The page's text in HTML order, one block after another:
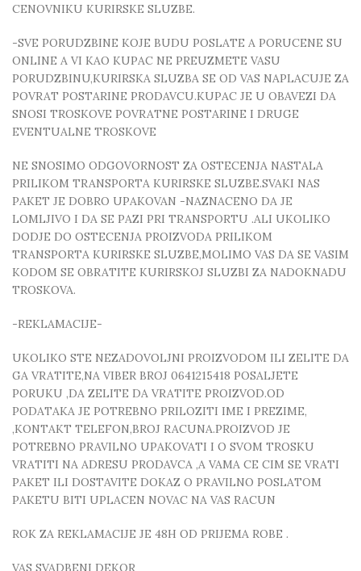
CENOVNIKU KURIRSKE SLUZBE.
-SVE PORUDZBINE KOJE BUDU POSLATE A PORUCENE SU
ONLINE A VI KAO KUPAC NE PREUZMETE VASU
PORUDZBINU,KURIRSKA SLUZBA SE OD VAS NAPLACUJE ZA
POVRAT POSTARINE PRODAVCU.KUPAC JE U OBAVEZI DA
SNOSI TROSKOVE POVRATNE POSTARINE I DRUGE
EVENTUALNE TROSKOVE
NE SNOSIMO ODGOVORNOST ZA OSTECENJA NASTALA
PRILIKOM TRANSPORTA KURIRSKE SLUZBE.SVAKI NAS
PAKET JE DOBRO UPAKOVAN -NAZNACENO DA JE
LOMLJIVO I DA SE PAZI PRI TRANSPORTU .ALI UKOLIKO
DODJE DO OSTECENJA PROIZVODA PRILIKOM
TRANSPORTA KURIRSKE SLUZBE,MOLIMO VAS DA SE VASIM
KODOM SE OBRATITE KURIRSKOJ SLUZBI ZA NADOKNADU
TROSKOVA.
-REKLAMACIJE-
UKOLIKO STE NEZADOVOLJNI PROIZVODOM ILI ZELITE DA
GA VRATITE,NA VIBER BROJ 0641215418 POSALJETE
PORUKU ,DA ZELITE DA VRATITE PROIZVOD.OD
PODATAKA JE POTREBNO PRILOZITI IME I PREZIME,
,KONTAKT TELEFON,BROJ RACUNA.PROIZVOD JE
POTREBNO PRAVILNO UPAKOVATI I O SVOM TROSKU
VRATITI NA ADRESU PRODAVCA ,A VAMA CE CIM SE VRATI
PAKET ILI DOSTAVITE DOKAZ O PRAVILNO POSLATOM
PAKETU BITI UPLACEN NOVAC NA VAS RACUN
ROK ZA REKLAMACIJE JE 48H OD PRIJEMA ROBE .
VAS SVADBENI DEKOR